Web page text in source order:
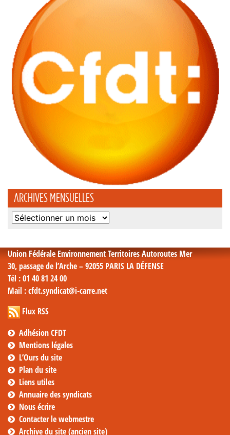
ARCHIVES MENSUELLES
Archives
Union Fédérale Environnement Territoires Autoroutes Mer
30, passage de l’Arche – 92055 PARIS LA DÉFENSE
Tél : 01 40 81 24 00
Mail : cfdt.syndicat@i-carre.net
Flux RSS
Adhésion CFDT
Mentions légales
L’Ours du site
Plan du site
Liens utiles
Annuaire des syndicats
Nous écrire
Contacter le webmestre
Archive du site (ancien site)